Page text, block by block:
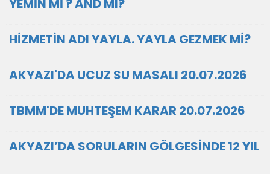
YEMİN Mİ ? AND MI?
HİZMETİN ADI YAYLA. YAYLA GEZMEK Mİ?
AKYAZI'DA UCUZ SU MASALI 20.07.2026
TBMM'DE MUHTEŞEM KARAR 20.07.2026
AKYAZI’DA SORULARIN GÖLGESİNDE 12 YIL